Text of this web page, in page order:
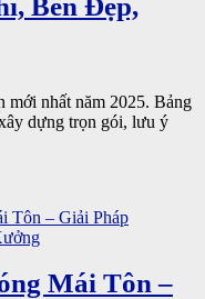
Bền Đẹp,
mới nhất năm 2025. Bảng
dựng trọn gói, lưu ý
Mái Tôn –